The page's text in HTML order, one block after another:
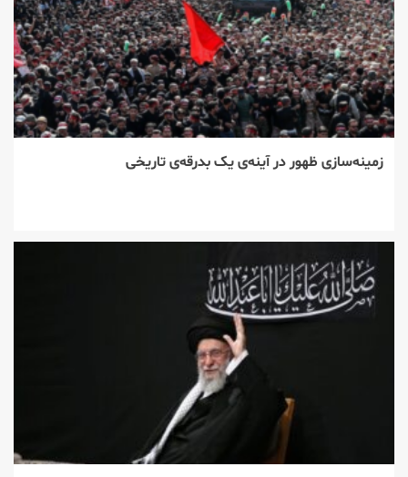
زمینه‌سازی ظهور در آینه‌ی یک بدرقه‌ی تاریخی